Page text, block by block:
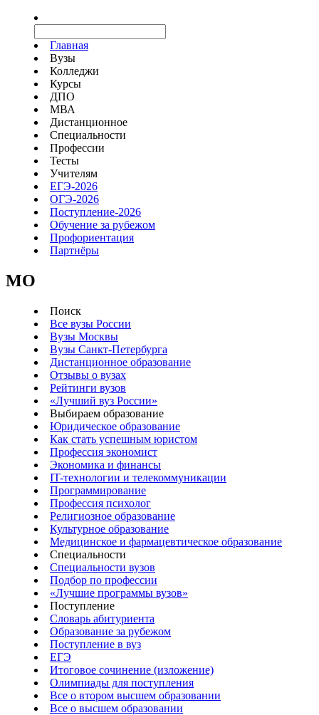
Главная
Вузы
Колледжи
Курсы
ДПО
МВА
Дистанционное
Специальности
Профессии
Тесты
Учителям
ЕГЭ-2026
ОГЭ-2026
Поступление-2026
Обучение за рубежом
Профориентация
Партнёры
MO
Поиск
Все вузы России
Вузы Москвы
Вузы Санкт-Петербурга
Дистанционное образование
Отзывы о вузах
Рейтинги вузов
«Лучший вуз России»
Выбираем образование
Юридическое образование
Как стать успешным юристом
Профессия экономист
Экономика и финансы
IT-технологии и телекоммуникации
Программирование
Профессия психолог
Религиозное образование
Культурное образование
Медицинское и фармацевтическое образование
Специальности
Специальности вузов
Подбор по профессии
«Лучшие программы вузов»
Поступление
Словарь абитуриента
Образование за рубежом
Поступление в вуз
ЕГЭ
Итоговое сочинение (изложение)
Олимпиады для поступления
Все о втором высшем образовании
Все о высшем образовании